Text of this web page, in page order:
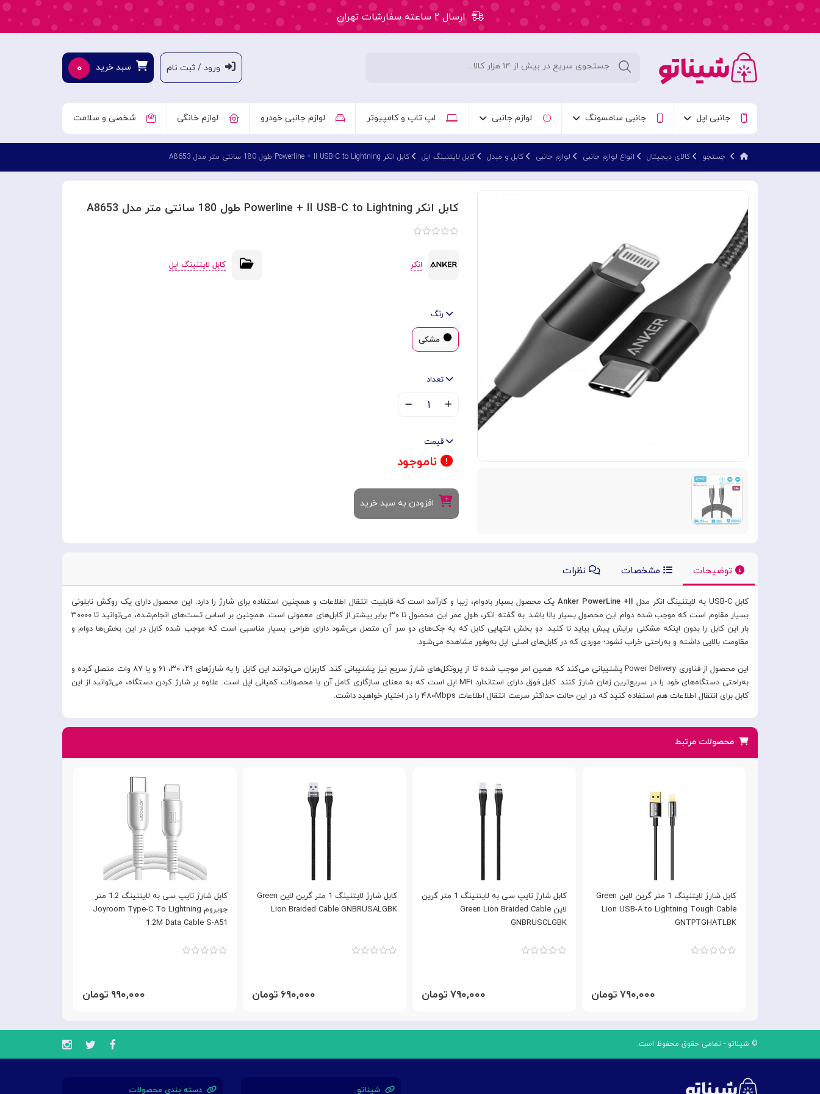
ارسال ۲ ساعته سفارشات تهران
ورود / ثبت نام سبد خرید ۰
جانبی اپل جانبی سامسونگ لوازم جانبی لپ تاپ و کامپیوتر لوازم جانبی خودرو لوازم خانگی شخصی و سلامت
جستجو کالای دیجیتال انواع لوازم جانبی لوازم جانبی کابل و مبدل کابل لایتنینگ اپل کابل انکر Powerline + II USB-C to Lightning طول 180 سانتی متر مدل A8653
کابل انکر Powerline + II USB-C to Lightning طول 180 سانتی متر مدل A8653
انکر کابل لایتنینگ اپل
رنگ
مشکی
تعداد
۱
قیمت
ناموجود
افزودن به سبد خرید
توضیحات مشخصات نظرات
کابل USB-C به لایتنینگ انکر مدل Anker PowerLine +IIیک محصول بسیار بادوام، زیبا و کارآمد است که قابلیت انتقال اطلاعات و همچنین استفاده برای شارژ را دارد. این محصول دارای یک روکش نایلونی
بسیار مقاوم است که موجب شده دوام این محصول بسیار بالا باشد. به گفته انکر، طول عمر این محصول تا ۳۰ برابر بیشتر از کابل‌های معمولی است. همچنین بر اساس تست‌های انجام‌شده، می‌توانید تا ۳۰۰۰۰
بار این کابل را بدون اینکه مشکلی برایش پیش بیاید تا کنید. دو بخش انتهایی کابل که به جک‌های دو سر آن متصل می‌شود دارای طراحی بسیار مناسبی است که موجب شده کابل در این بخش‌ها دوام و
مقاومت بالایی داشته و به‌راحتی خراب نشود؛ موردی که در کابل‌های اصلی اپل به‌وفور مشاهده می‌شود.
این محصول از فناوری Power Delivery پشتیبانی می‌کند که همین امر موجب شده تا از پروتکل‌های شارژ سریع نیز پشتیبانی کند. کاربران می‌توانند این کابل را به شارژهای ۲۹، ۳۰، ۶۱ و یا ۸۷ وات متصل کرده و
به‌راحتی دستگاه‌های خود را در سریع‌ترین زمان شارژ کنند. کابل فوق دارای استاندارد MFi اپل است که به معنای سازگاری کامل آن با محصولات کمپانی اپل است. علاوه بر شارژ کردن دستگاه، می‌توانید از این
کابل برای انتقال اطلاعات هم استفاده کنید که در این حالت حداکثر سرعت انتقال اطلاعات ۴۸۰Mbps را در اختیار خواهید داشت.
محصولات مرتبط
کابل شارژ تایپ سی به لایتنینگ 1.2 متر
جویروم Joyroom Type-C To Lightning
1.2M Data Cable S-A51
۹۹۰,۰۰۰ تومان
کابل شارژ لایتنینگ 1 متر گرین لاین Green
Lion Braided Cable GNBRUSALGBK
۶۹۰,۰۰۰ تومان
کابل شارژ تایپ سی به لایتنینگ 1 متر گرین
لاین Green Lion Braided Cable
GNBRUSCLGBK
۷۹۰,۰۰۰ تومان
کابل شارژ لایتنینگ 1 متر گرین لاین Green
Lion USB-A to Lightning Tough Cable
GNTPTGHATLBK
۷۹۰,۰۰۰ تومان
© شیناتو - تمامی حقوق محفوظ است.
شیناتو دسته بندی محصولات